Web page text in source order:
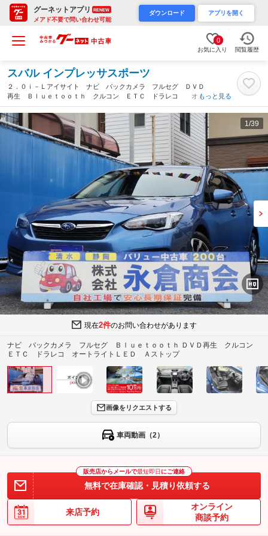
グーネットアプリ RENEW
メアド不要で問い合わせ可能
ダウンロード アプリを開く
0
お気に入り 閲覧履歴
スバル インプレッサスポーツ
２．０ｉ－Ｌアイサイト ナビ バックカメラ フルセグ ＤＶＤ
再生 Ｂｌｕｅｔｏｏｔｈ クルコン ＥＴＣ ドラレコ オー
トライトＬＥＤ フォグ アイドリングストップ 純正アルミ パ
ワーシート（静岡県）
もっと見る
1 /39
現在2件のお問い合わせがあります
ナビ バックカメラ フルセグ Ｂｌｕｅｔｏｏｔｈ ＤＶＤ再生 クルコン
ＥＴＣ ドラレコ オートライトＬＥＤ Ａストップ
画像をリクエストする
車両動画（2）
販売店からメールで最短即日 にご連絡
無料で在庫確認・見積り依頼する
来店予約
オンライン
商談予約